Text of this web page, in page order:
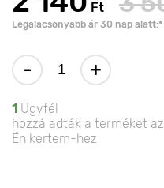
Ft
Legalacsonyabb ár 30 nap
- +
1 Ügyfél
hozzá adták a terméket az
Én kertem-hez